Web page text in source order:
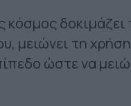
δοκιμάζει
μειώνει τη
ώστε να